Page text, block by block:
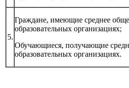
5.
Граждане, имеющие среднее
образовательных организациях;
Обучающиеся, получающие
образовательных организациях.